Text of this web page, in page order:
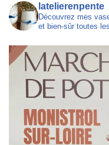
latelierenpente
Découvrez mes
et bien-sûr toutes